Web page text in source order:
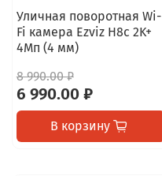
Уличная поворотная Wi-
Fi камера Ezviz H8c 2K+
4Мп (4 мм)
8 990.00 ₽
6 990.00 ₽
В корзину